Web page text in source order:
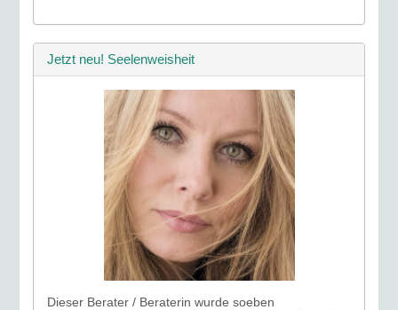
Jetzt neu! Seelenweisheit
Dieser Berater / Beraterin wurde soeben